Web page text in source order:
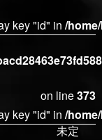
key "id" in/
on line373
未定
key "id" in/